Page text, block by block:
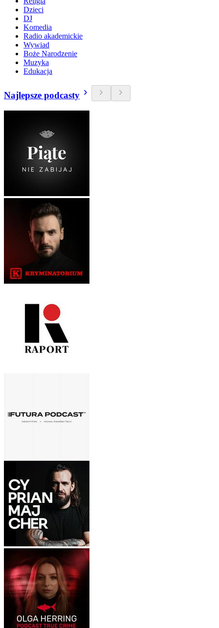
Dzieci
DJ
Komedia
Radio akademickie
Wywiad
Boże Narodzenie
Muzyka
Edukacja
Najlepsze podcasty